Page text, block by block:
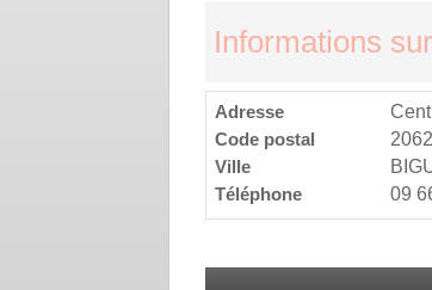
Informations
Adresse
Code postal
Ville
Téléphone
09